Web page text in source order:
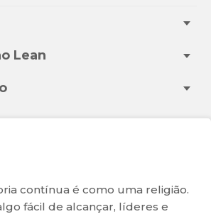
Lean
contínua é como uma religião.
fácil de alcançar, líderes e